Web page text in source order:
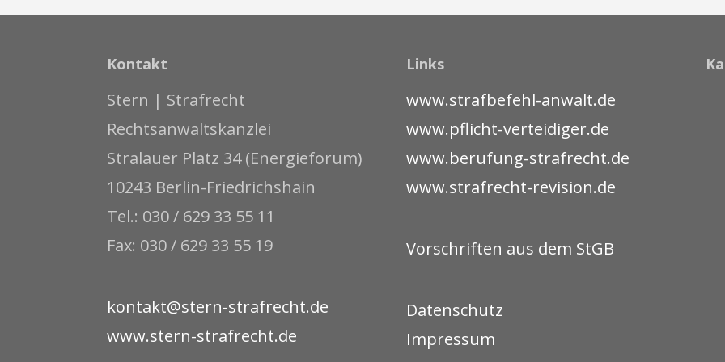
Kontakt
Stern | Strafrecht
Rechtsanwaltskanzlei
Stralauer Platz 34 (Energieforum)
10243 Berlin-Friedrichshain
Tel.: 030 / 629 33 55 11
Fax: 030 / 629 33 55 19
kontakt@stern-strafrecht.de
www.stern-strafrecht.de
Links
www.strafbefehl-anwalt.de
www.pflicht-verteidiger.de
www.berufung-strafrecht.de
www.strafrecht-revision.de
Vorschriften aus dem StGB
Datenschutz
Impressum